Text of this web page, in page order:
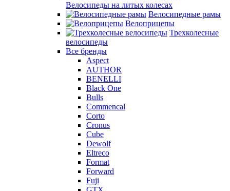
Велосипеды на литых колесах
Велосипедные рамы
Велоприцепы
Трехколесные
велосипеды
Все бренды
Aspect
AUTHOR
BENELLI
Black One
Bulls
Commencal
Corto
Cronus
Cube
Dewolf
Eltreco
Format
Forward
Fuji